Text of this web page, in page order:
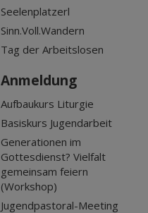
Seelenplatzerl
Sinn.Voll.Wandern
Tag der Arbeitslosen
Anmeldung
Aufbaukurs Liturgie
Basiskurs Jugendarbeit
Generationen im
Gottesdienst? Vielfalt
gemeinsam feiern
(Workshop)
Jugendpastoral-Meeting